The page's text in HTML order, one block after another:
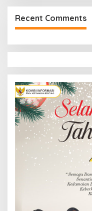
Recent Comments